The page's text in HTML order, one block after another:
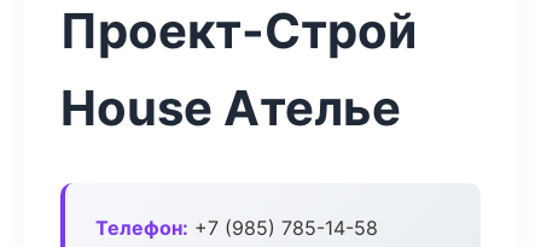
Проект-Строй
House Ателье
Телефон: +7 (985) 785-14-58